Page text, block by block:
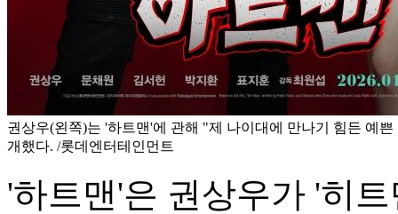
권상우(왼쪽)는 '하트맨'에 관해 "제 나이대에 만나기 힘든 예
개했다. /롯데엔터테인먼트
'하트맨'은 권상우가 '히